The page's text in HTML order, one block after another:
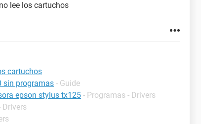
lee los cartuchos
cartuchos
sin programas - Guide
epson stylus tx125 - Programas - Drivers
Drivers